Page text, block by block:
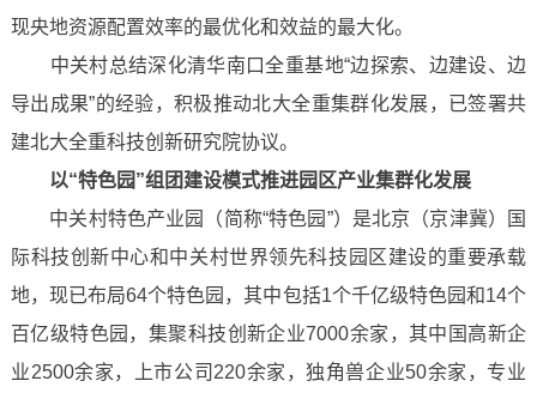
现央地资源配置效率的最优化和效益的最大化。
中关村总结深化清华南口全重基地“边探索、边建设、边
导出成果”的经验，积极推动北大全重集群化发展，已签署共
建北大全重科技创新研究院协议。
以“特色园”组团建设模式推进园区产业集群化发展
中关村特色产业园（简称“特色园”）是北京（京津冀）国
际科技创新中心和中关村世界领先科技园区建设的重要承载
地，现已布局64个特色园，其中包括1个千亿级特色园和14个
百亿级特色园，集聚科技创新企业7000余家，其中国高新企
业2500余家，上市公司220余家，独角兽企业50余家，专业